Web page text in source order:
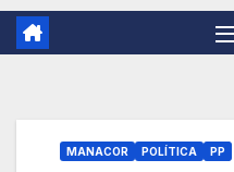
MANACOR POLÍTICA PP